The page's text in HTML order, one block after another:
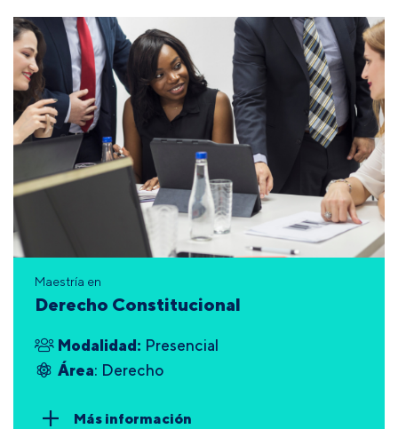
Maestría en
Derecho Constitucional
Modalidad: Presencial
Área: Derecho
Más información